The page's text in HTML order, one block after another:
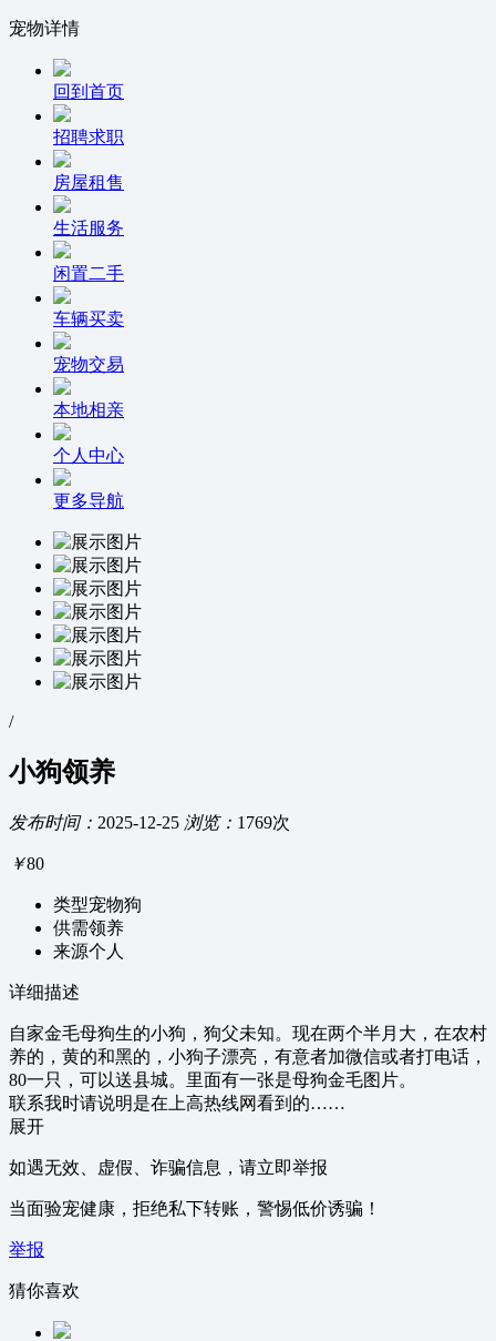
宠物详情
回到首页
招聘求职
房屋租售
生活服务
闲置二手
车辆买卖
宠物交易
本地相亲
个人中心
更多导航
/
小狗领养
发布时间： 2025-12-25 浏览： 1769次
￥80
类型宠物狗
供需领养
来源个人
详细描述
自家金毛母狗生的小狗，狗父未知。现在两个半月大，在农村
养的，黄的和黑的，小狗子漂亮，有意者加微信或者打电话，
80一只，可以送县城。里面有一张是母狗金毛图片。
联系我时请说明是在上高热线网看到的……
展开
如遇无效、虚假、诈骗信息，请立即举报
当面验宠健康，拒绝私下转账，警惕低价诱骗！
举报
猜你喜欢